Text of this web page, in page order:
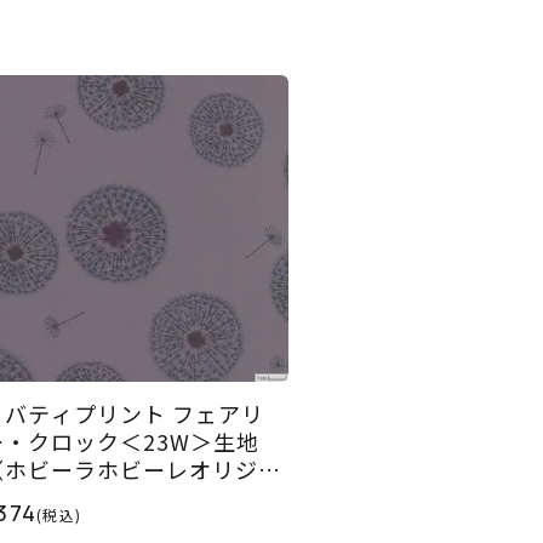
ティプリント フェアリ
クロック＜23W＞生地
ビーラホビーレオリジナ
(税込)